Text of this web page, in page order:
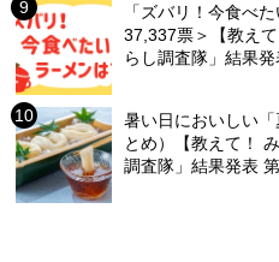
「ズバリ！今食べ
37,337票＞【教え
らし調査隊」結果発
暑い日においしい
とめ）【教えて！
調査隊」結果発表 第